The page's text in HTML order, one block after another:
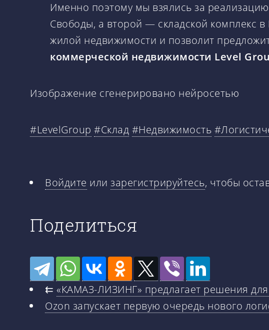
Именно поэтому мы взялись за
Свободы, а второй — складской комплекс
жилой недвижимости и позволит
коммерческой недвижимости Level
Изображение сгенерировано нейросетью
#LevelGroup #Склад #Недвижимость
Войдите или зарегистрируйтесь, чтобы
Поделиться
⇇ «КАМАЗ-ЛИЗИНГ» предлагает решения
Ozon запускает первую очередь нового